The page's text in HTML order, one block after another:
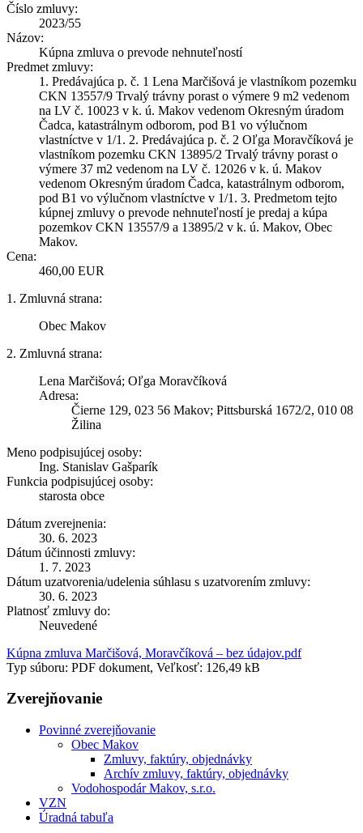
Číslo zmluvy:
2023/55
Názov:
Kúpna zmluva o prevode nehnuteľností
Predmet zmluvy:
1. Predávajúca p. č. 1 Lena Marčišová je vlastníkom pozemku
CKN 13557/9 Trvalý trávny porast o výmere 9 m2 vedenom
na LV č. 10023 v k. ú. Makov vedenom Okresným úradom
Čadca, katastrálnym odborom, pod B1 vo výlučnom
vlastníctve v 1/1. 2. Predávajúca p. č. 2 Oľga Moravčíková je
vlastníkom pozemku CKN 13895/2 Trvalý trávny porast o
výmere 37 m2 vedenom na LV č. 12026 v k. ú. Makov
vedenom Okresným úradom Čadca, katastrálnym odborom,
pod B1 vo výlučnom vlastníctve v 1/1. 3. Predmetom tejto
kúpnej zmluvy o prevode nehnuteľností je predaj a kúpa
pozemkov CKN 13557/9 a 13895/2 v k. ú. Makov, Obec
Makov.
Cena:
460,00 EUR
1. Zmluvná strana:
Obec Makov
2. Zmluvná strana:
Lena Marčišová; Oľga Moravčíková
Adresa:
Čierne 129, 023 56 Makov; Pittsburská 1672/2, 010 08
Žilina
Meno podpisujúcej osoby:
Ing. Stanislav Gašparík
Funkcia podpisujúcej osoby:
starosta obce
Dátum zverejnenia:
30. 6. 2023
Dátum účinnosti zmluvy:
1. 7. 2023
Dátum uzatvorenia/udelenia súhlasu s uzatvorením zmluvy:
30. 6. 2023
Platnosť zmluvy do:
Neuvedené
Kúpna zmluva Marčišová, Moravčíková – bez údajov.pdf
Typ súboru: PDF dokument, Veľkosť: 126,49 kB
Zverejňovanie
Povinné zverejňovanie
Obec Makov
Zmluvy, faktúry, objednávky
Archív zmluvy, faktúry, objednávky
Vodohospodár Makov, s.r.o.
VZN
Úradná tabuľa